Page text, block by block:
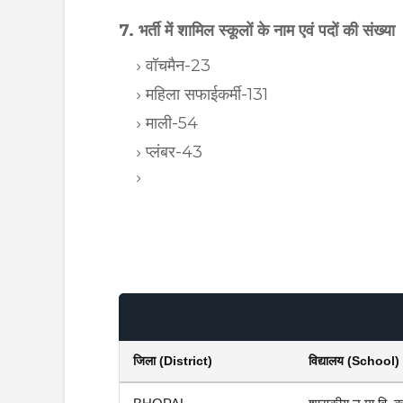
7. भर्ती में शामिल स्कूलों के नाम एवं पदों की संख्या
वॉचमैन-23
महिला सफाईकर्मी-131
माली-54
प्लंबर-43
जिला (District) विद्यालय (School)